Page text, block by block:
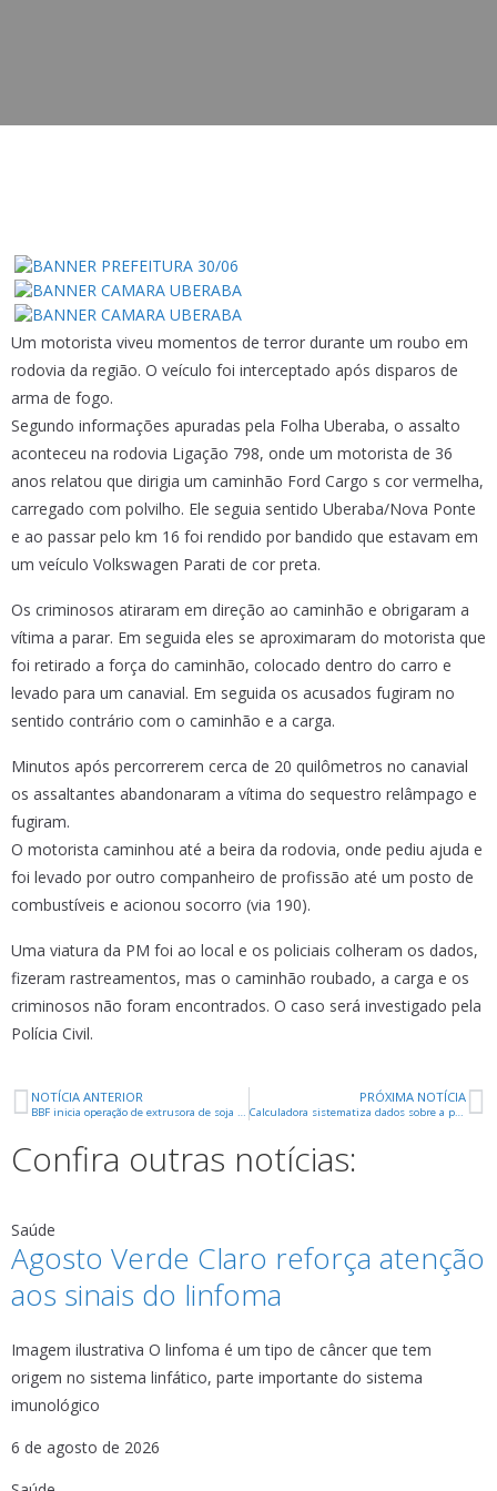
Um motorista viveu momentos de terror durante um roubo em
rodovia da região. O veículo foi interceptado após disparos de
arma de fogo.
Segundo informações apuradas pela Folha Uberaba, o assalto
aconteceu na rodovia Ligação 798, onde um motorista de 36
anos relatou que dirigia um caminhão Ford Cargo s cor vermelha,
carregado com polvilho. Ele seguia sentido Uberaba/Nova Ponte
e ao passar pelo km 16 foi rendido por bandido que estavam em
um veículo Volkswagen Parati de cor preta.
Os criminosos atiraram em direção ao caminhão e obrigaram a
vítima a parar. Em seguida eles se aproximaram do motorista que
foi retirado a força do caminhão, colocado dentro do carro e
levado para um canavial. Em seguida os acusados fugiram no
sentido contrário com o caminhão e a carga.
Minutos após percorrerem cerca de 20 quilômetros no canavial
os assaltantes abandonaram a vítima do sequestro relâmpago e
fugiram.
O motorista caminhou até a beira da rodovia, onde pediu ajuda e
foi levado por outro companheiro de profissão até um posto de
combustíveis e acionou socorro (via 190).
Uma viatura da PM foi ao local e os policiais colheram os dados,
fizeram rastreamentos, mas o caminhão roubado, a carga e os
criminosos não foram encontrados. O caso será investigado pela
Polícia Civil.
NOTÍCIA ANTERIOR
BBF inicia operação de extrusora de soja no estado do Pará
PRÓXIMA NOTÍCIA
Calculadora sistematiza dados sobre a pandemia de Covid-19
Confira outras notícias:
Saúde
Agosto Verde Claro reforça atenção
aos sinais do linfoma
Imagem ilustrativa O linfoma é um tipo de câncer que tem
origem no sistema linfático, parte importante do sistema
imunológico
6 de agosto de 2026